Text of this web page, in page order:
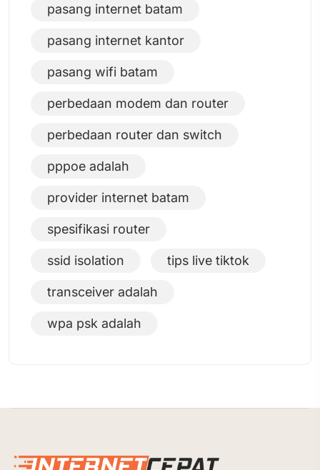
pasang internet batam
pasang internet kantor
pasang wifi batam
perbedaan modem dan router
perbedaan router dan switch
pppoe adalah
provider internet batam
spesifikasi router
ssid isolation tips live tiktok
transceiver adalah
wpa psk adalah